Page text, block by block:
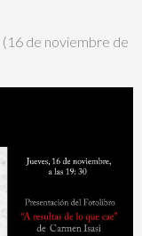
(16 de noviembre de